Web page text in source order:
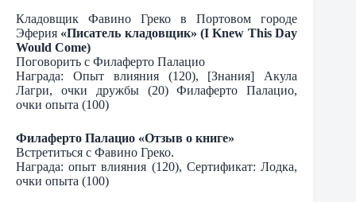
Кладовщик Фавино Греко в Портовом городе
Эферия «Писатель кладовщик» (I Knew This Day
Would Come)
Поговорить с Филаферто Палацио
Награда: Опыт влияния (120), [Знания] Акула
Лагри, очки дружбы (20) Филаферто Палацио,
очки опыта (100)
Филаферто Палацио «Отзыв о книге»
Встретиться с Фавино Греко.
Награда: опыт влияния (120), Сертификат: Лодка,
очки опыта (100)